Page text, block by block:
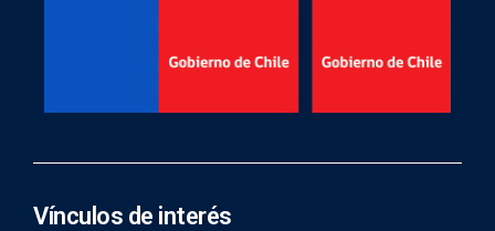
Vínculos de interés